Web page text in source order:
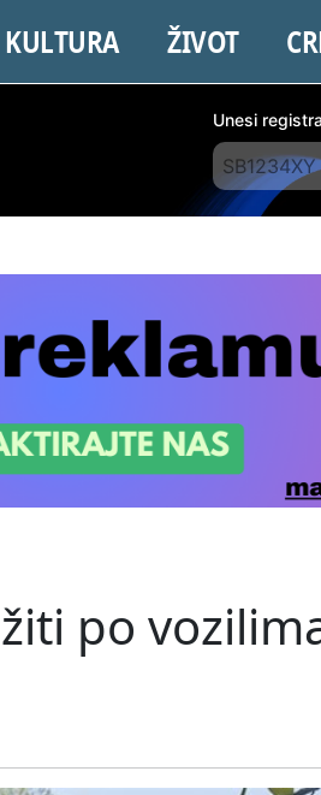
KULTURA ŽIVOT
Unesi
po